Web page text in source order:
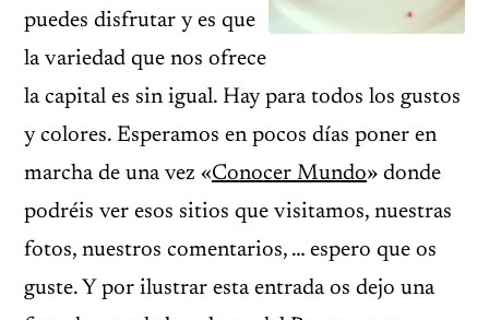
puedes disfrutar y es que
la variedad que nos ofrece
la capital es sin igual. Hay para todos los gustos
y colores. Esperamos en pocos días poner en
marcha de una vez «Conocer Mundo» donde
podréis ver esos sitios que visitamos, nuestras
fotos, nuestros comentarios, … espero que os
guste. Y por ilustrar esta entrada os dejo una